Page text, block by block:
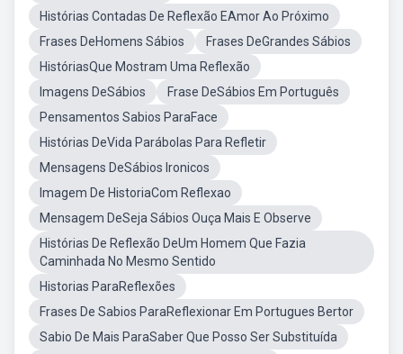
Histórias Contadas De Reflexão EAmor Ao Próximo
Frases DeHomens Sábios
Frases DeGrandes Sábios
HistóriasQue Mostram Uma Reflexão
Imagens DeSábios
Frase DeSábios Em Português
Pensamentos Sabios ParaFace
Histórias DeVida Parábolas Para Refletir
Mensagens DeSábios Ironicos
Imagem De HistoriaCom Reflexao
Mensagem DeSeja Sábios Ouça Mais E Observe
Histórias De Reflexão DeUm Homem Que Fazia
Caminhada No Mesmo Sentido
Historias ParaReflexões
Frases De Sabios ParaReflexionar Em Portugues Bertor
Sabio De Mais ParaSaber Que Posso Ser Substituída